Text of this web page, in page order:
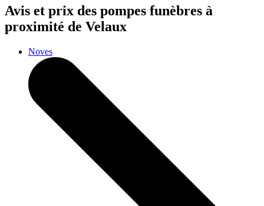
Avis et prix des pompes funèbres à
proximité de Velaux
Noves